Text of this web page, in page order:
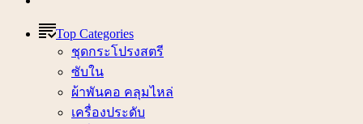
Top Categories
ชุดกระโปรงสตรี
ซับใน
ผ้าพันคอ คลุมไหล่
เครื่องประดับ